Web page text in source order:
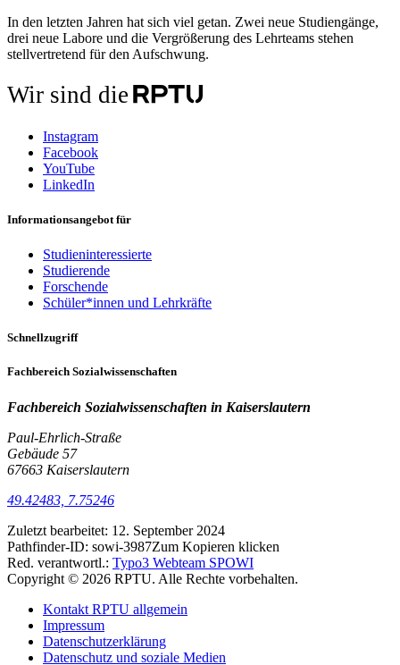
In den letzten Jahren hat sich viel getan. Zwei neue Studiengänge,
drei neue Labore und die Vergrößerung des Lehrteams stehen
stellvertretend für den Aufschwung.
Wir sind die
Instagram
Facebook
YouTube
LinkedIn
Informationsangebot für
Studieninteressierte
Studierende
Forschende
Schüler*innen und Lehrkräfte
Schnellzugriff
Fachbereich Sozialwissenschaften
Fachbereich Sozialwissenschaften in Kaiserslautern
Paul-Ehrlich-Straße
Gebäude 57
67663 Kaiserslautern
49.42483, 7.75246
Zuletzt bearbeitet: 12. September 2024
Pathfinder-ID: sowi-3987Zum Kopieren klicken
Red. verantwortl.: Typo3 Webteam SPOWI
Copyright © 2026 RPTU. Alle Rechte vorbehalten.
Kontakt RPTU allgemein
Impressum
Datenschutzerklärung
Datenschutz und soziale Medien